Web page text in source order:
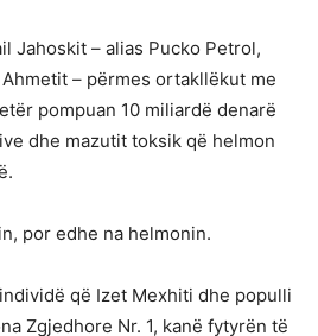
Jahoskit – alias Pucko Petrol,
– përmes ortakllëkut me
pompuan 10 miliardë denarë
dhe mazutit toksik që helmon
por edhe na helmonin.
që Izet Mexhiti dhe populli
Zgjedhore Nr. 1, kanë fytyrën të